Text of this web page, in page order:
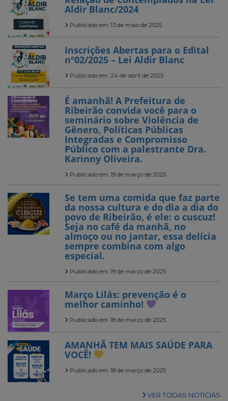
Aldir Blanc/2024
Publicado em: 13 de maio de 2025
Inscrições Abertas para o Edital
nº02/2025 – Lei Aldir Blanc
Publicado em: 24 de abril de 2025
É amanhã! A Prefeitura de
Ribeirão convida você para o
seminário sobre Violência de
Gênero, Políticas Públicas
Integradas e Compromisso
Público com a palestrante Dra.
Karinny Oliveira.
Publicado em: 19 de março de 2025
Se tem uma comida que faz parte
da nossa cultura e do dia a dia do
povo de Ribeirão, é ele: o cuscuz!
Seja no café da manhã, no
almoço ou no jantar, essa delícia
sempre combina com algo
especial.
Publicado em: 19 de março de 2025
Março Lilás: prevenção é o
melhor caminho!
Publicado em: 18 de março de 2025
AMANHÃ TEM MAIS SAÚDE PARA
VOCÊ!
Publicado em: 18 de março de 2025
VER TODAS NOTÍCIAS